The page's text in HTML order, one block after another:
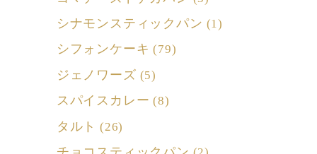
シナモンスティックパン (1)
シフォンケーキ (79)
ジェノワーズ (5)
スパイスカレー (8)
タルト (26)